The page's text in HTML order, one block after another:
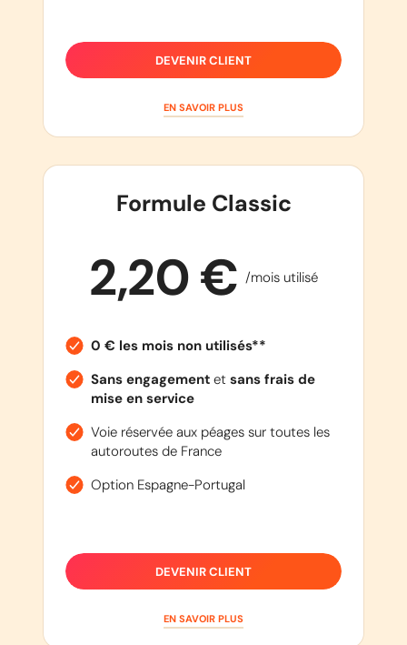
DEVENIR CLIENT
EN SAVOIR PLUS
Formule Classic
2,20 € /mois utilisé
0 € les mois non utilisés**
Sans engagementet sans frais de
mise en service
Voie réservée aux péages sur toutes les
autoroutes de France
Option Espagne-Portugal
DEVENIR CLIENT
EN SAVOIR PLUS